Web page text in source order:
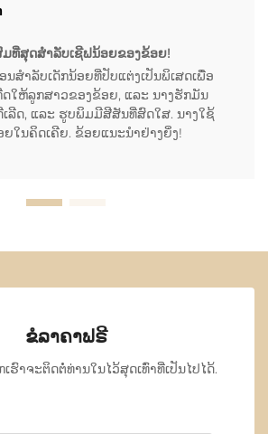
ທີ່ສຸດສຳລັບເຊີຟນ້ອຍຂອງຂ້ອຍ!
ນສຳລັບເດັກນ້ອຍທີ່ປັບແຕ່ງເປັນພິເສດເພື່ອ
ດໃຫ້ລູກສາວຂອງຂ້ອຍ, ແລະ ນາງຮັກມັນ
ລີດ, ແລະ ຮູບພິມມີສີສັນທີ່ສົດໃສ. ນາງໃຊ້
ໃນຄິດເຄີຍ. ຂ້ອຍແນະນຳຢ່າງຍິ່ງ!
ຂໍລາຄາຟຣີ
ຮົາຈະຕິດຕໍ່ທ່ານໃນໄວ້ສຸດເທົ່າທີ່ເປັນໄປໄດ້.